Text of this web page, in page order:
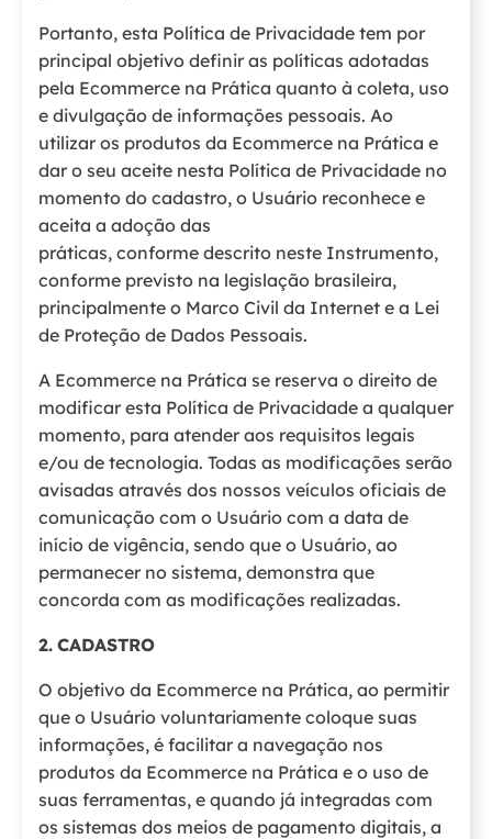
Portanto, esta Política de Privacidade tem por
principal objetivo definir as políticas adotadas
pela Ecommerce na Prática quanto à coleta, uso
e divulgação de informações pessoais. Ao
utilizar os produtos da Ecommerce na Prática e
dar o seu aceite nesta Política de Privacidade no
momento do cadastro, o Usuário reconhece e
aceita a adoção das
práticas, conforme descrito neste Instrumento,
conforme previsto na legislação brasileira,
principalmente o Marco Civil da Internet e a Lei
de Proteção de Dados Pessoais.
A Ecommerce na Prática se reserva o direito de
modificar esta Política de Privacidade a qualquer
momento, para atender aos requisitos legais
e/ou de tecnologia. Todas as modificações serão
avisadas através dos nossos veículos oficiais de
comunicação com o Usuário com a data de
início de vigência, sendo que o Usuário, ao
permanecer no sistema, demonstra que
concorda com as modificações realizadas.
2. CADASTRO
O objetivo da Ecommerce na Prática, ao permitir
que o Usuário voluntariamente coloque suas
informações, é facilitar a navegação nos
produtos da Ecommerce na Prática e o uso de
suas ferramentas, e quando já integradas com
os sistemas dos meios de pagamento digitais, a